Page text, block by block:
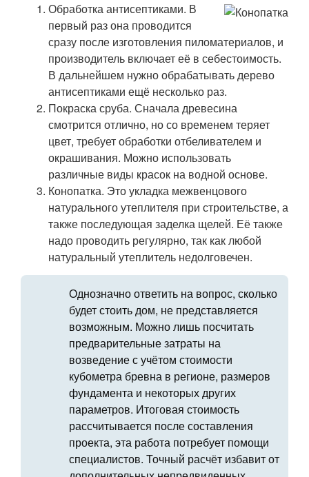
Обработка антисептиками. В
первый раз она проводится
сразу после изготовления пиломатериалов, и
производитель включает её в себестоимость.
В дальнейшем нужно обрабатывать дерево
антисептиками ещё несколько раз.
Покраска сруба. Сначала древесина
смотрится отлично, но со временем теряет
цвет, требует обработки отбеливателем и
окрашивания. Можно использовать
различные виды красок на водной основе.
Конопатка. Это укладка межвенцового
натурального утеплителя при строительстве, а
также последующая заделка щелей. Её также
надо проводить регулярно, так как любой
натуральный утеплитель недолговечен.
Однозначно ответить на вопрос, сколько
будет стоить дом, не представляется
возможным. Можно лишь посчитать
предварительные затраты на
возведение с учётом стоимости
кубометра бревна в регионе, размеров
фундамента и некоторых других
параметров. Итоговая стоимость
рассчитывается после составления
проекта, эта работа потребует помощи
специалистов. Точный расчёт избавит от